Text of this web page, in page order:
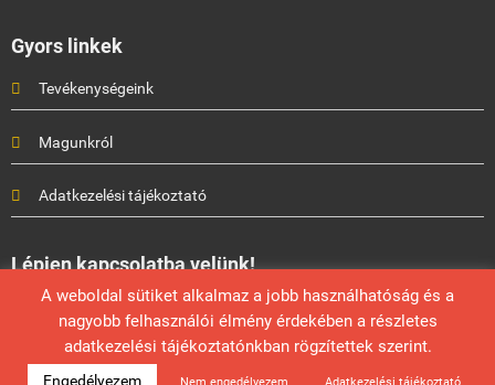
Gyors linkek
Tevékenységeink
Magunkról
Adatkezelési tájékoztató
Lépjen kapcsolatba velünk!
Mérték Médiaelemző Műhely
info@mertek.eu
A weboldal sütiket alkalmaz a jobb használhatóság és a
nagyobb felhasználói élmény érdekében a részletes
adatkezelési tájékoztatónkban rögzítettek szerint.
Engedélyezem